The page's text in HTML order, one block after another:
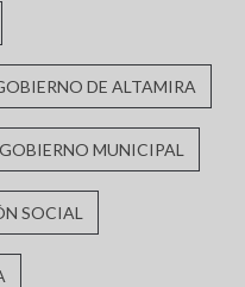
DE ALTAMIRA
GOBIERNO MUNICIPAL
SOCIAL